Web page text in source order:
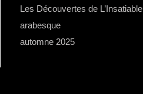
Les Découvertes de L’Insatiable
arabesque
automne 2025